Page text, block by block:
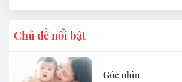
Chủ đề nổi bật
Góc nhìn